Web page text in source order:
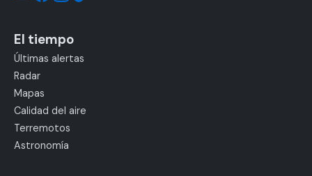
El tiempo
Últimas alertas
Radar
Mapas
Calidad del aire
Terremotos
Astronomía